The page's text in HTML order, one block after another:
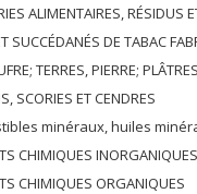
RÉSIDUS ET DÉCHETS DE
SUCCÉDANÉS DE TABAC
TERRES, PIERRE;
SCORIES ET CENDRES
huiles minérales et produits de leur distillation;
COMPOSÉS ORGANIQUES ET INORGANIQUES DE MÉTAUX PRÉCIEUX; DE MÉTAUX
CHIMIQUES ORGANIQUES